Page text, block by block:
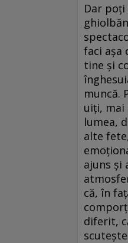
Dar poți
faci așa
tine și
muncă.
uiți, mai
lumea,
alte
ajuns și
că, în
diferit,